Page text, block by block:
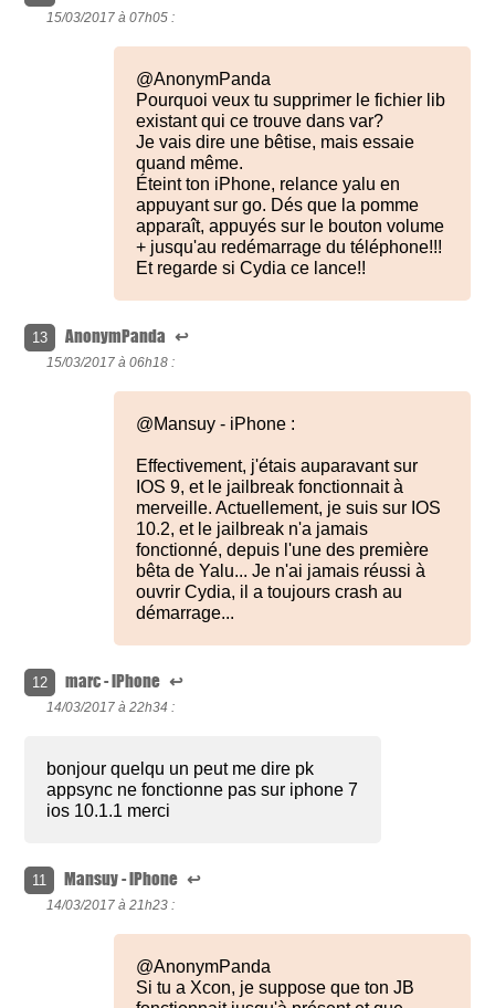
15/03/2017 à 07h05 :
@AnonymPanda
Pourquoi veux tu supprimer le fichier lib
existant qui ce trouve dans var?
Je vais dire une bêtise, mais essaie
quand même.
Éteint ton iPhone, relance yalu en
appuyant sur go. Dés que la pomme
apparaît, appuyés sur le bouton volume
+ jusqu'au redémarrage du téléphone!!!
Et regarde si Cydia ce lance!!
13 AnonymPanda ↩
15/03/2017 à 06h18 :
@Mansuy - iPhone :
Effectivement, j'étais auparavant sur
IOS 9, et le jailbreak fonctionnait à
merveille. Actuellement, je suis sur IOS
10.2, et le jailbreak n'a jamais
fonctionné, depuis l'une des première
bêta de Yalu... Je n'ai jamais réussi à
ouvrir Cydia, il a toujours crash au
démarrage...
12 marc - iPhone ↩
14/03/2017 à 22h34 :
bonjour quelqu un peut me dire pk
appsync ne fonctionne pas sur iphone 7
ios 10.1.1 merci
11 Mansuy - iPhone ↩
14/03/2017 à 21h23 :
@AnonymPanda
Si tu a Xcon, je suppose que ton JB